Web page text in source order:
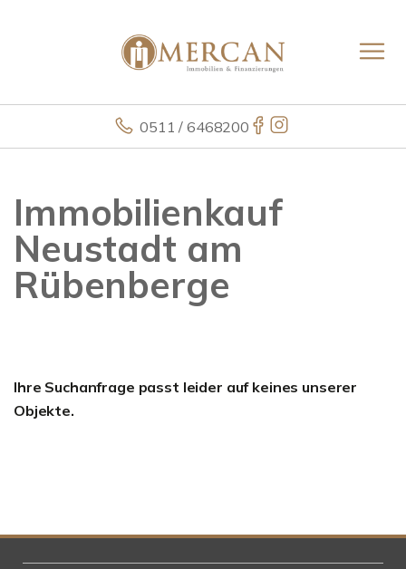
0511 / 6468200
Immobilienkauf
Neustadt am
Rübenberge
Ihre Suchanfrage passt leider auf keines unserer
Objekte.